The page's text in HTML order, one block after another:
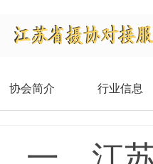
协会简介 行业信息